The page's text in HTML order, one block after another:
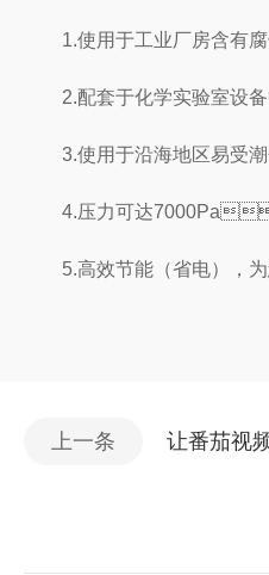
1.使用于工业厂房含有腐蚀
2.配套于化学实验室设备中
3.使用于沿海地区易受潮分
4.压力可达7000Pa，使
5.高效节能（省电），为您
上一条 让番茄视